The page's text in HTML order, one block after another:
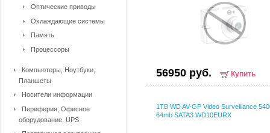
56950 руб. Купить
1TB WD AV-GP Video Surveillance
64mb SATA3 WD10EURX
Оптические приводы
Охлаждающие системы
Память
Процессоры
Компьютеры, Ноутбуки,
Планшеты
Носители информации
Периферия, Офисное
оборудование, UPS